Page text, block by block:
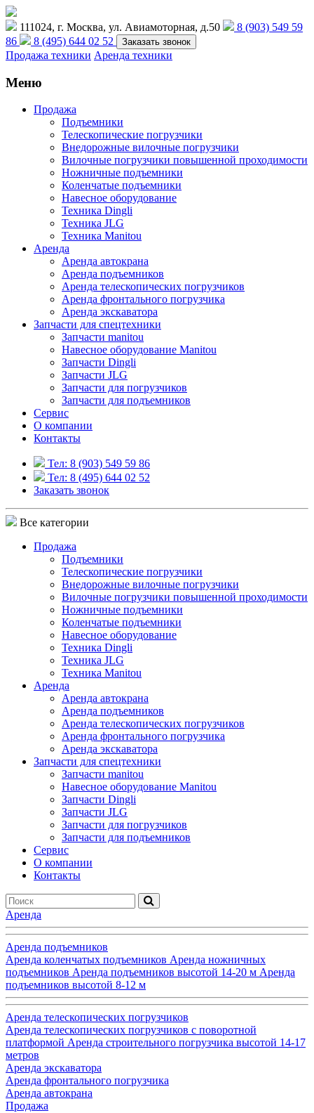
111024, г. Москва, ул. Авиамоторная, д.50
8 (903) 549 59
86
8 (495) 644 02 52 Заказать звонок
Продажа техники Аренда техники
Меню
Продажа
Подъемники
Телескопические погрузчики
Внедорожные вилочные погрузчики
Вилочные погрузчики повышенной проходимости
Ножничные подъемники
Коленчатые подъемники
Навесное оборудование
Техника Dingli
Техника JLG
Техника Manitou
Аренда
Аренда автокрана
Аренда подъемников
Аренда телескопических погрузчиков
Аренда фронтального погрузчика
Аренда экскаватора
Запчасти для спецтехники
Запчасти manitou
Навесное оборудование Manitou
Запчасти Dingli
Запчасти JLG
Запчасти для погрузчиков
Запчасти для подъемников
Cервис
О компании
Контакты
Тел: 8 (903) 549 59 86
Тел: 8 (495) 644 02 52
Заказать звонок
Все категории
Продажа
Подъемники
Телескопические погрузчики
Внедорожные вилочные погрузчики
Вилочные погрузчики повышенной проходимости
Ножничные подъемники
Коленчатые подъемники
Навесное оборудование
Техника Dingli
Техника JLG
Техника Manitou
Аренда
Аренда автокрана
Аренда подъемников
Аренда телескопических погрузчиков
Аренда фронтального погрузчика
Аренда экскаватора
Запчасти для спецтехники
Запчасти manitou
Навесное оборудование Manitou
Запчасти Dingli
Запчасти JLG
Запчасти для погрузчиков
Запчасти для подъемников
Cервис
О компании
Контакты
Аренда
Аренда подъемников
Аренда коленчатых подъемников Аренда ножничных
подъемников Аренда подъемников высотой 14-20 м Аренда
подъемников высотой 8-12 м
Аренда телескопических погрузчиков
Аренда телескопических погрузчиков с поворотной
платформой Аренда строительного погрузчика высотой 14-17
метров
Аренда экскаватора
Аренда фронтального погрузчика
Аренда автокрана
Продажа